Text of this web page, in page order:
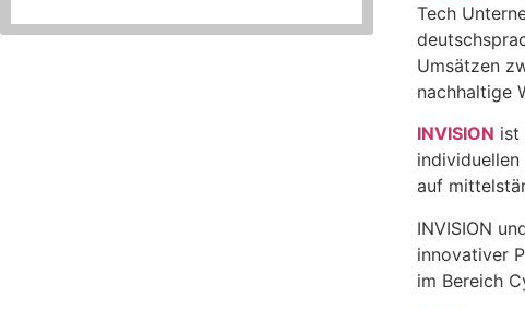
Tech
Umsätzen
nachhaltige
INVISION ist
auf
INVISION
innovativer
im Bereich